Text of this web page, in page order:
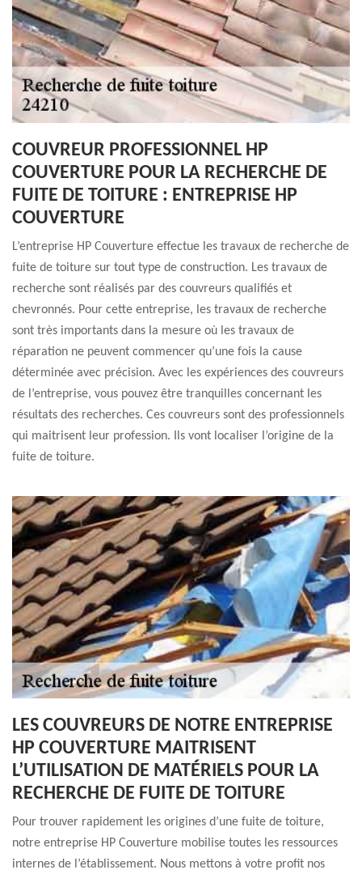
COUVREUR PROFESSIONNEL HP
COUVERTURE POUR LA RECHERCHE DE
FUITE DE TOITURE : ENTREPRISE HP
COUVERTURE
L’entreprise HP Couverture effectue les travaux de recherche de
fuite de toiture sur tout type de construction. Les travaux de
recherche sont réalisés par des couvreurs qualifiés et
chevronnés. Pour cette entreprise, les travaux de recherche
sont très importants dans la mesure où les travaux de
réparation ne peuvent commencer qu’une fois la cause
déterminée avec précision. Avec les expériences des couvreurs
de l’entreprise, vous pouvez être tranquilles concernant les
résultats des recherches. Ces couvreurs sont des professionnels
qui maitrisent leur profession. Ils vont localiser l’origine de la
fuite de toiture.
LES COUVREURS DE NOTRE ENTREPRISE
HP COUVERTURE MAITRISENT
L’UTILISATION DE MATÉRIELS POUR LA
RECHERCHE DE FUITE DE TOITURE
Pour trouver rapidement les origines d’une fuite de toiture,
notre entreprise HP Couverture mobilise toutes les ressources
internes de l’établissement. Nous mettons à votre profit nos